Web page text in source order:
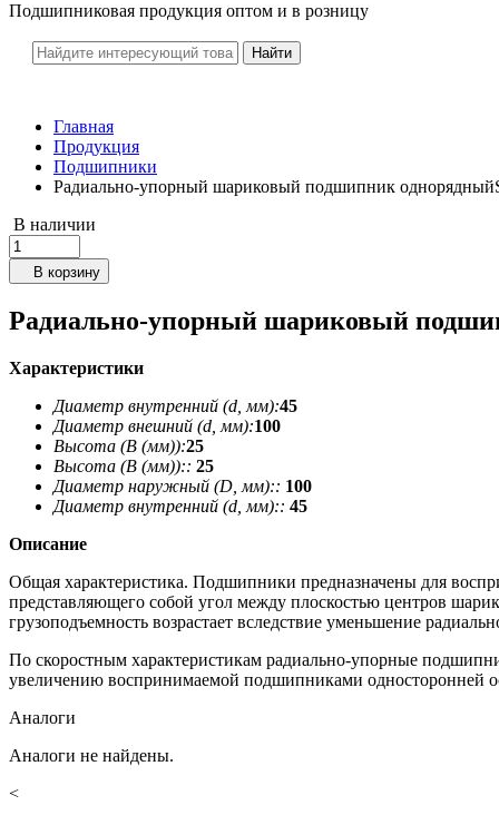
Подшипниковая продукция оптом и в розницу
Главная
Продукция
Подшипники
Радиально-упорный шариковый подшипник
В наличии
В корзину
Радиально-упорный шариковый
Характеристики
Диаметр внутренний (d, мм):45
Диаметр внешний (d, мм):100
Высота (В (мм)):25
Высота (В (мм)):: 25
Диаметр наружный (D, мм):: 100
Диаметр внутренний (d, мм):: 45
Описание
Общая характеристика. Подшипники предназначены для
представляющего собой угол между плоскостью центров
грузоподъемность возрастает вследствие уменьшение
По скоростным характеристикам радиально-упорные
увеличению воспринимаемой подшипниками односторонней
Аналоги
Аналоги не найдены.
<